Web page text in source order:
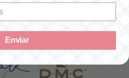
Enviar